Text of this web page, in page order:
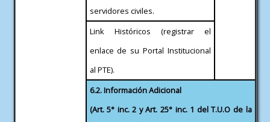
servidores civiles.
Link Históricos (registrar el
enlace de su Portal Institucional
al PTE).
6.2. Información Adicional
(Art. 5° inc. 2 y Art. 25° inc. 1 del T.U.O de la